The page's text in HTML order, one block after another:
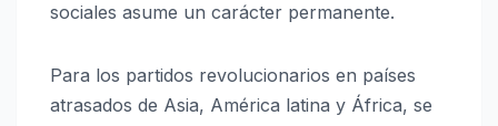
sociales asume un carácter permanente.
Para los partidos revolucionarios en países
atrasados de Asia, América latina y África, se